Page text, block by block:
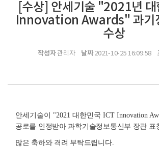
[수상] 안세기술 "2021년
Innovation Awards" 과기
수상
작성자관리자 날짜2021-10-25 16:09:58
안세기술이 "2021 대한민국 ICT Innovation
공로를 인정받아과학기술정보통신부 장관 표
많은 축하와 격려 부탁드립니다.